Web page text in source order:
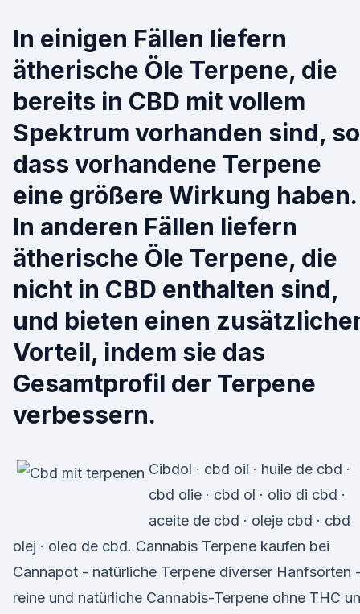
In einigen Fällen liefern
ätherische Öle Terpene, die
bereits in CBD mit vollem
Spektrum vorhanden sind, so
dass vorhandene Terpene
eine größere Wirkung haben.
In anderen Fällen liefern
ätherische Öle Terpene, die
nicht in CBD enthalten sind,
und bieten einen
Vorteil, indem sie das
Gesamtprofil der Terpene
verbessern.
Cibdol · cbd oil · huile de cbd ·
cbd olie · cbd ol · olio di cbd ·
aceite de cbd · oleje cbd · cbd
olej · oleo de cbd. Cannabis Terpene kaufen bei
Cannapot - natürliche Terpene diverser Hanfsorten
reine und natürliche Cannabis-Terpene ohne THC